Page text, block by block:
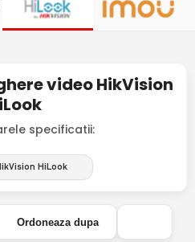
video HikVision
specificatii:
HiLook
Ordoneaza dupa